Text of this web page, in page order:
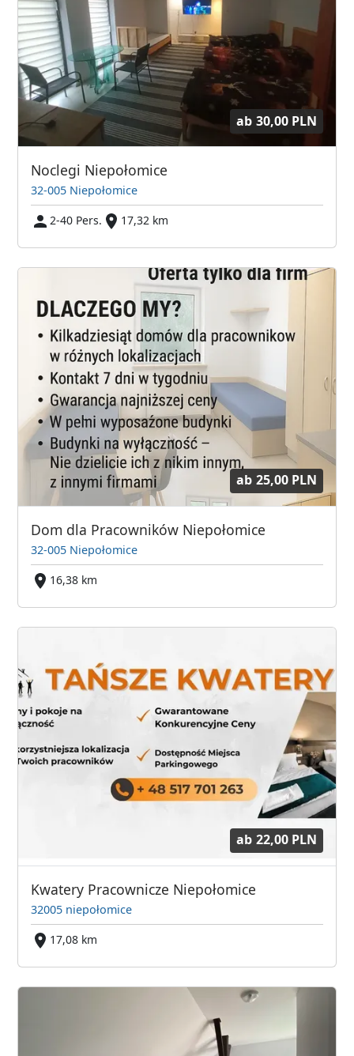
ab 30,00 PLN
Noclegi Niepołomice
32-005 Niepołomice
2-40 Pers.
17,32 km
ab 25,00 PLN
Dom dla Pracowników Niepołomice
32-005 Niepołomice
16,38 km
ab 22,00 PLN
Kwatery Pracownicze Niepołomice
32005 niepołomice
17,08 km